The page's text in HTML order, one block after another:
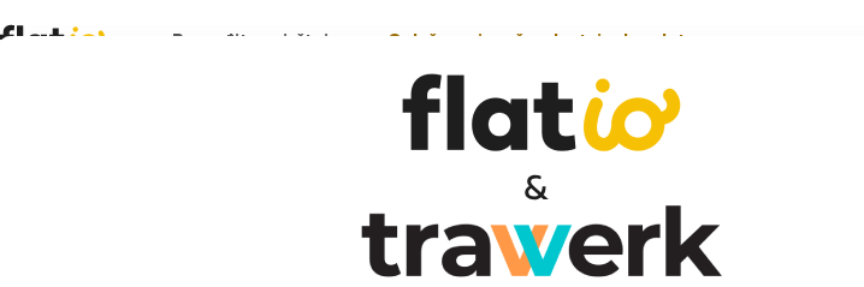
Pronađite smještaj Oglašavanje vaše nekretnine besplatno
Katalin C.